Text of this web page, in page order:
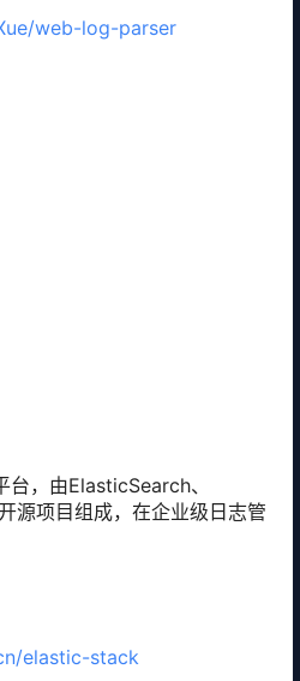
web-log-parser
，由ElasticSearch、
源项目组成，在企业级日志管
elastic-stack